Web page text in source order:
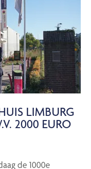
LIMBURG
2000 EURO
de 1000e